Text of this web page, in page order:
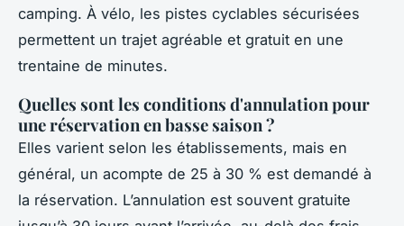
camping. À vélo, les pistes cyclables sécurisées
permettent un trajet agréable et gratuit en une
trentaine de minutes.
Quelles sont les conditions d'annulation pour
une réservation en basse saison ?
Elles varient selon les établissements, mais en
général, un acompte de 25 à 30 % est demandé à
la réservation. L’annulation est souvent gratuite